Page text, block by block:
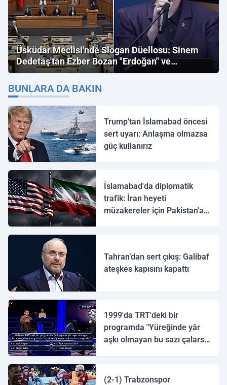
Üsküdar Meclisi'nde Slogan Düellosu: Sinem
Dedetaş'tan Ezber Bozan "Erdoğan" ve
"İmamoğlu" Çıkışı!
BUNLARA DA BAKIN
Trump'tan İslamabad öncesi
sert uyarı: Anlaşma olmazsa
güç kullanırız
İslamabad'da diplomatik
trafik: İran heyeti
müzakereler için Pakistan'a
Tahran’dan sert çıkış: Galibaf
ateşkes kapısını kapattı
1999'da TRT'deki bir
programda "Yüreğinde yâr
aşkı olmayan bu sazı çalarsa
(2-1) Trabzonspor